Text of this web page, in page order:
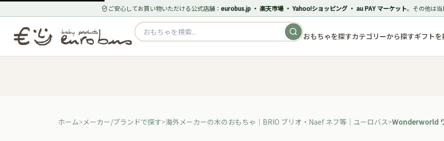
ご安心してお買い物いただける公式店舗： eurobus.jp ・ 楽天市場 ・ Yahoo!ショッピング ・ au PAY マーケット。その他は
おもちゃを探すカテゴリーから探すギフト
ホーム メーカー/ブランドで探す 海外メーカーの木のおもちゃ｜BRIO ブリオ・Naef ネフ等｜ユーロバス Wonderworld